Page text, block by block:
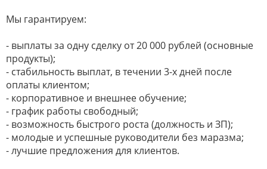
Мы гарантируем:
- выплаты за одну сделку от 20 000 рублей (основные
продукты);
- стабильность выплат, в течении 3-х дней после
оплаты клиентом;
- корпоративное и внешнее обучение;
- график работы свободный;
- возможность быстрого роста (должность и ЗП);
- молодые и успешные руководители без маразма;
- лучшие предложения для клиентов.